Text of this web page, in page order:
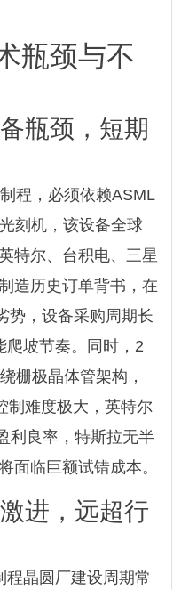
瓶颈与不
瓶颈，短期
程，必须依赖ASML
刻机，该设备全球
特尔、台积电、三星
造历史订单背书，在
势，设备采购周期长
爬坡节奏。同时，2
栅极晶体管架构，
制难度极大，英特尔
利良率，特斯拉无半
面临巨额试错成本。
进，远超行
晶圆厂建设周期常